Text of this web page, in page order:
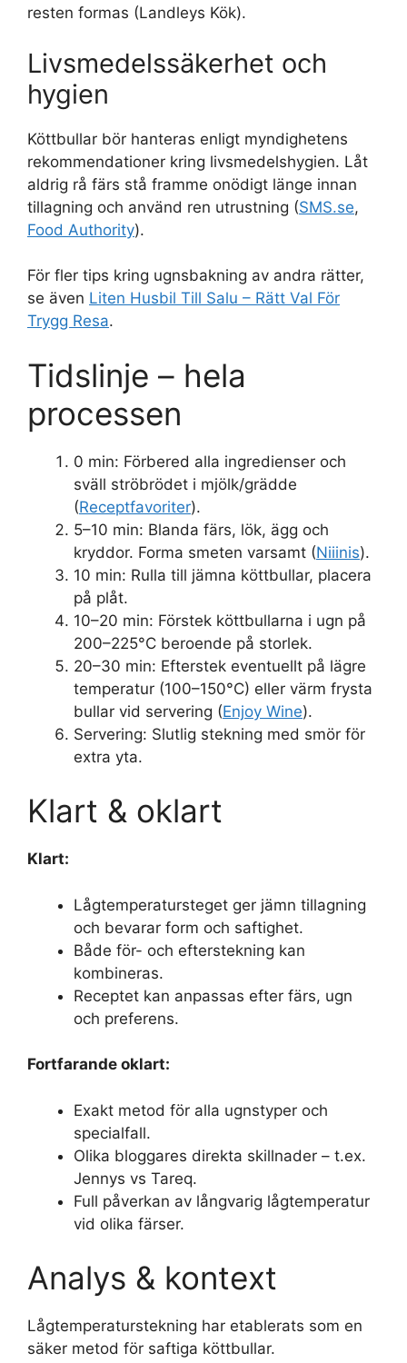
resten formas (Landleys Kök).
Livsmedelssäkerhet och
hygien
Köttbullar bör hanteras enligt myndighetens
rekommendationer kring livsmedelshygien. Låt
aldrig rå färs stå framme onödigt länge innan
tillagning och använd ren utrustning (SMS.se,
Food Authority).
För fler tips kring ugnsbakning av andra rätter,
se även Liten Husbil Till Salu – Rätt Val För
Trygg Resa.
Tidslinje – hela
processen
0 min: Förbered alla ingredienser och
sväll ströbrödet i mjölk/grädde
(Receptfavoriter).
5–10 min: Blanda färs, lök, ägg och
kryddor. Forma smeten varsamt (Niiinis).
10 min: Rulla till jämna köttbullar, placera
på plåt.
10–20 min: Förstek köttbullarna i ugn på
200–225°C beroende på storlek.
20–30 min: Efterstek eventuellt på lägre
temperatur (100–150°C) eller värm frysta
bullar vid servering (Enjoy Wine).
Servering: Slutlig stekning med smör för
extra yta.
Klart & oklart
Klart:
Lågtemperatursteget ger jämn tillagning
och bevarar form och saftighet.
Både för- och efterstekning kan
kombineras.
Receptet kan anpassas efter färs, ugn
och preferens.
Fortfarande oklart:
Exakt metod för alla ugnstyper och
specialfall.
Olika bloggares direkta skillnader – t.ex.
Jennys vs Tareq.
Full påverkan av långvarig lågtemperatur
vid olika färser.
Analys & kontext
Lågtemperaturstekning har etablerats som en
säker metod för saftiga köttbullar.